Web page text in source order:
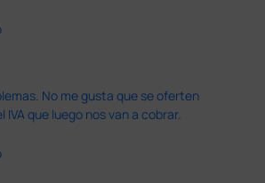
No me gusta que se oferten
que luego nos van a cobrar.